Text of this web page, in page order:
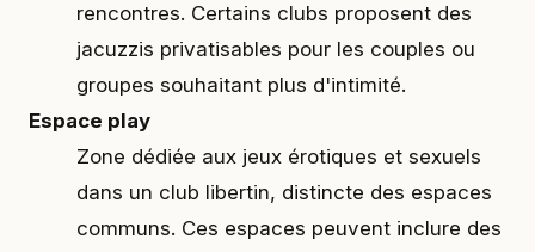
rencontres. Certains clubs proposent des
jacuzzis privatisables pour les couples ou
groupes souhaitant plus d'intimité.
Espace play
Zone dédiée aux jeux érotiques et sexuels
dans un club libertin, distincte des espaces
communs. Ces espaces peuvent inclure des